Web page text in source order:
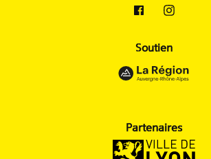
Soutien
Partenaires